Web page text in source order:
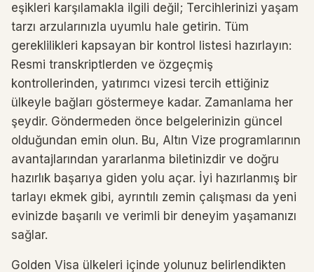
eşikleri karşılamakla ilgili değil; Tercihlerinizi yaşam
tarzı arzularınızla uyumlu hale getirin. Tüm
gereklilikleri kapsayan bir kontrol listesi hazırlayın:
Resmi transkriptlerden ve özgeçmiş
kontrollerinden, yatırımcı vizesi tercih ettiğiniz
ülkeyle bağları göstermeye kadar. Zamanlama her
şeydir. Göndermeden önce belgelerinizin güncel
olduğundan emin olun. Bu, Altın Vize programlarının
avantajlarından yararlanma biletinizdir ve doğru
hazırlık başarıya giden yolu açar. İyi hazırlanmış bir
tarlayı ekmek gibi, ayrıntılı zemin çalışması da yeni
evinizde başarılı ve verimli bir deneyim yaşamanızı
sağlar.
Golden Visa ülkeleri içinde yolunuz belirlendikten